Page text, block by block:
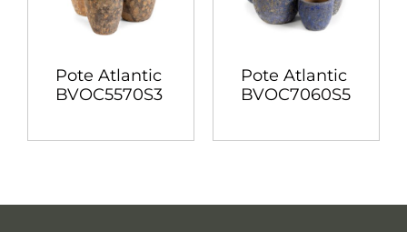
Pote Atlantic
BVOC5570S3
Pote Atlantic
BVOC7060S5